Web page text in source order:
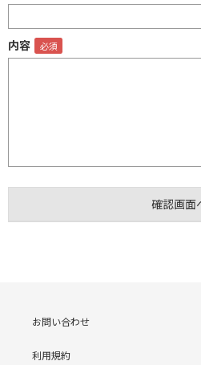
内容
お問い合わせ
利用規約